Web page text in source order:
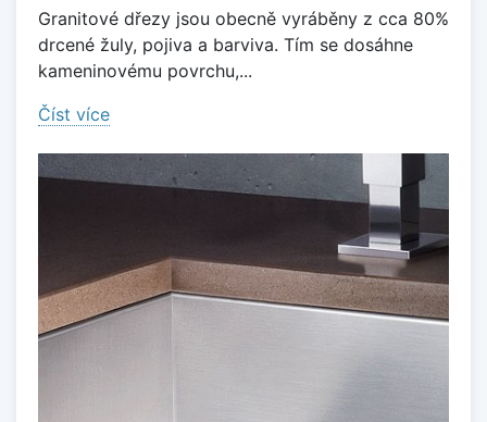
Granitové dřezy jsou obecně vyráběny z cca 80%
drcené žuly, pojiva a barviva. Tím se dosáhne
kameninovému povrchu,...
Číst více